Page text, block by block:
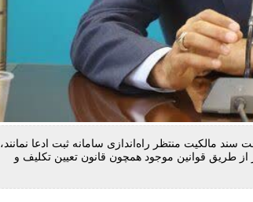
سند مالکیت منتظر راه‌اندازی سامانه ثبت ادعا نمانند،
طریق قوانین موجود همچون قانون تعیین تکلیف و